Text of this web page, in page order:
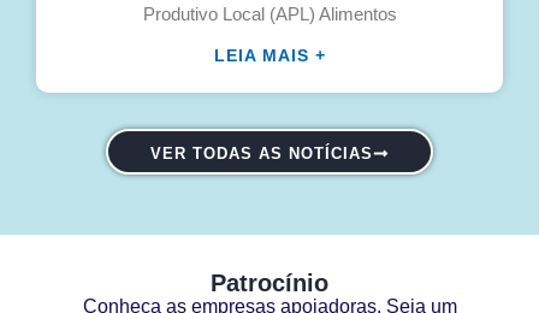
Produtivo Local (APL) Alimentos
LEIA MAIS +
VER TODAS AS NOTÍCIAS
Patrocínio
Conheça as empresas apoiadoras. Seja um